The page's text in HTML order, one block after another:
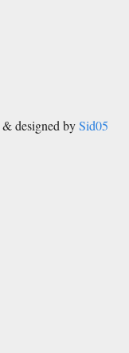
& designed bySid05